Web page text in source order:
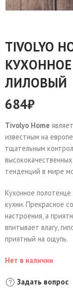
TIVOLYO
ЛИЛОВЫЙ
684₽
Tivolyo Home
известным на
тщательным
тенденций в мире
Кухонное
кухни. Прекрасное
настроения, а
впитывает влагу,
приятный на ощупь.
Нет в наличии
Задать вопрос